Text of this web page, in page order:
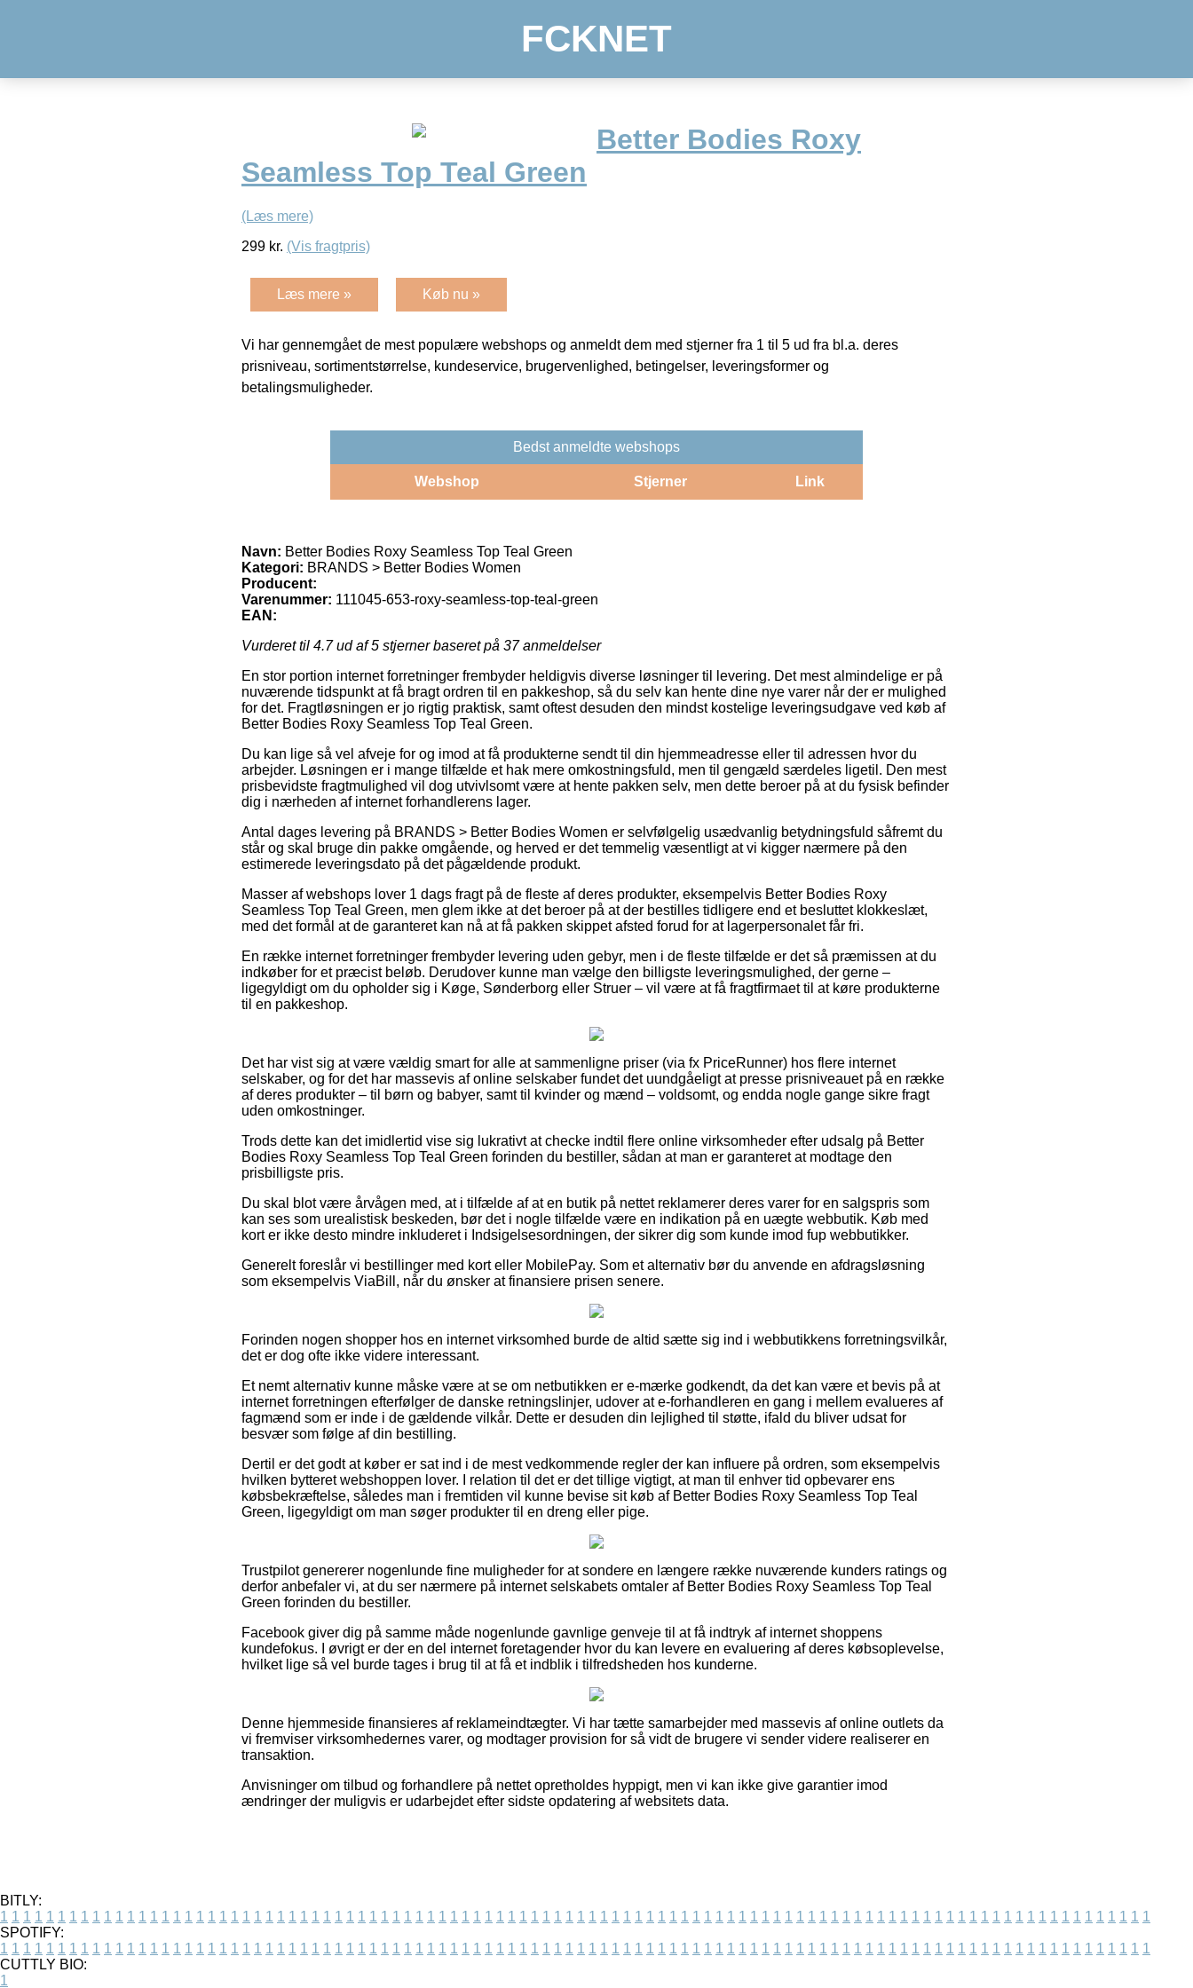
FCKNET
Better Bodies Roxy
Seamless Top Teal Green
(Læs mere)
299 kr. (Vis fragtpris)
Læs mere » Køb nu »
Vi har gennemgået de mest populære webshops og anmeldt dem med stjerner fra 1 til 5 ud fra bl.a. deres
prisniveau, sortimentstørrelse, kundeservice, brugervenlighed, betingelser, leveringsformer og
betalingsmuligheder.
Bedst anmeldte webshops
Webshop Stjerner Link
Navn: Better Bodies Roxy Seamless Top Teal Green
Kategori: BRANDS > Better Bodies Women
Producent:
Varenummer: 111045-653-roxy-seamless-top-teal-green
EAN:
Vurderet til 4.7ud af 5 stjerner baseret på 37anmeldelser
En stor portion internet forretninger frembyder heldigvis diverse løsninger til levering. Det mest almindelige er på
nuværende tidspunkt at få bragt ordren til en pakkeshop, så du selv kan hente dine nye varer når der er mulighed
for det. Fragtløsningen er jo rigtig praktisk, samt oftest desuden den mindst kostelige leveringsudgave ved køb af
Better Bodies Roxy Seamless Top Teal Green.
Du kan lige så vel afveje for og imod at få produkterne sendt til din hjemmeadresse eller til adressen hvor du
arbejder. Løsningen er i mange tilfælde et hak mere omkostningsfuld, men til gengæld særdeles ligetil. Den mest
prisbevidste fragtmulighed vil dog utvivlsomt være at hente pakken selv, men dette beroer på at du fysisk befinder
dig i nærheden af internet forhandlerens lager.
Antal dages levering på BRANDS > Better Bodies Women er selvfølgelig usædvanlig betydningsfuld såfremt du
står og skal bruge din pakke omgående, og herved er det temmelig væsentligt at vi kigger nærmere på den
estimerede leveringsdato på det pågældende produkt.
Masser af webshops lover 1 dags fragt på de fleste af deres produkter, eksempelvis Better Bodies Roxy
Seamless Top Teal Green, men glem ikke at det beroer på at der bestilles tidligere end et besluttet klokkeslæt,
med det formål at de garanteret kan nå at få pakken skippet afsted forud for at lagerpersonalet får fri.
En række internet forretninger frembyder levering uden gebyr, men i de fleste tilfælde er det så præmissen at du
indkøber for et præcist beløb. Derudover kunne man vælge den billigste leveringsmulighed, der gerne –
ligegyldigt om du opholder sig i Køge, Sønderborg eller Struer – vil være at få fragtfirmaet til at køre produkterne
til en pakkeshop.
Det har vist sig at være vældig smart for alle at sammenligne priser (via fx PriceRunner) hos flere internet
selskaber, og for det har massevis af online selskaber fundet det uundgåeligt at presse prisniveauet på en række
af deres produkter – til børn og babyer, samt til kvinder og mænd – voldsomt, og endda nogle gange sikre fragt
uden omkostninger.
Trods dette kan det imidlertid vise sig lukrativt at checke indtil flere online virksomheder efter udsalg på Better
Bodies Roxy Seamless Top Teal Green forinden du bestiller, sådan at man er garanteret at modtage den
prisbilligste pris.
Du skal blot være årvågen med, at i tilfælde af at en butik på nettet reklamerer deres varer for en salgspris som
kan ses som urealistisk beskeden, bør det i nogle tilfælde være en indikation på en uægte webbutik. Køb med
kort er ikke desto mindre inkluderet i Indsigelsesordningen, der sikrer dig som kunde imod fup webbutikker.
Generelt foreslår vi bestillinger med kort eller MobilePay. Som et alternativ bør du anvende en afdragsløsning
som eksempelvis ViaBill, når du ønsker at finansiere prisen senere.
Forinden nogen shopper hos en internet virksomhed burde de altid sætte sig ind i webbutikkens forretningsvilkår,
det er dog ofte ikke videre interessant.
Et nemt alternativ kunne måske være at se om netbutikken er e-mærke godkendt, da det kan være et bevis på at
internet forretningen efterfølger de danske retningslinjer, udover at e-forhandleren en gang i mellem evalueres af
fagmænd som er inde i de gældende vilkår. Dette er desuden din lejlighed til støtte, ifald du bliver udsat for
besvær som følge af din bestilling.
Dertil er det godt at køber er sat ind i de mest vedkommende regler der kan influere på ordren, som eksempelvis
hvilken bytteret webshoppen lover. I relation til det er det tillige vigtigt, at man til enhver tid opbevarer ens
købsbekræftelse, således man i fremtiden vil kunne bevise sit køb af Better Bodies Roxy Seamless Top Teal
Green, ligegyldigt om man søger produkter til en dreng eller pige.
Trustpilot genererer nogenlunde fine muligheder for at sondere en længere række nuværende kunders ratings og
derfor anbefaler vi, at du ser nærmere på internet selskabets omtaler af Better Bodies Roxy Seamless Top Teal
Green forinden du bestiller.
Facebook giver dig på samme måde nogenlunde gavnlige genveje til at få indtryk af internet shoppens
kundefokus. I øvrigt er der en del internet foretagender hvor du kan levere en evaluering af deres købsoplevelse,
hvilket lige så vel burde tages i brug til at få et indblik i tilfredsheden hos kunderne.
Denne hjemmeside finansieres af reklameindtægter. Vi har tætte samarbejder med massevis af online outlets da
vi fremviser virksomhedernes varer, og modtager provision for så vidt de brugere vi sender videre realiserer en
transaktion.
Anvisninger om tilbud og forhandlere på nettet opretholdes hyppigt, men vi kan ikke give garantier imod
ændringer der muligvis er udarbejdet efter sidste opdatering af websitets data.
BITLY:
1 1 1 1 1 1 1 1 1 1 1 1 1 1 1 1 1 1 1 1 1 1 1 1 1 1 1 1 1 1 1 1 1 1 1 1 1 1 1 1 1 1 1 1 1 1 1 1 1 1 1 1 1 1 1 1 1 1 1 1 1 1 1 1 1 1 1 1 1 1 1 1 1 1 1 1 1 1 1 1 1 1 1 1 1 1 1 1 1 1 1 1 1 1 1 1 1 1 1 1
SPOTIFY:
1 1 1 1 1 1 1 1 1 1 1 1 1 1 1 1 1 1 1 1 1 1 1 1 1 1 1 1 1 1 1 1 1 1 1 1 1 1 1 1 1 1 1 1 1 1 1 1 1 1 1 1 1 1 1 1 1 1 1 1 1 1 1 1 1 1 1 1 1 1 1 1 1 1 1 1 1 1 1 1 1 1 1 1 1 1 1 1 1 1 1 1 1 1 1 1 1 1 1 1
CUTTLY BIO:
1